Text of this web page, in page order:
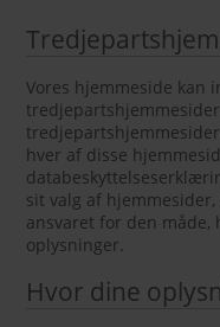
Vores hjemmeside kan
hver af disse
sit valg af
ansvaret for den
oplysninger.
Hvor dine